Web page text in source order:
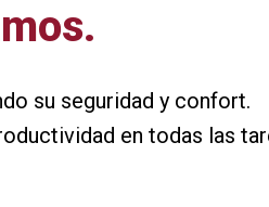
su seguridad y confort.
en todas las